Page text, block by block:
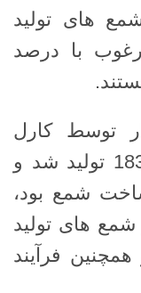
های تولید
با درصد
توسط کارل
رایشنباخ در آلمان در سال 1830 تولید شد و
شمع بود،
شمع های تولید
فرآیند